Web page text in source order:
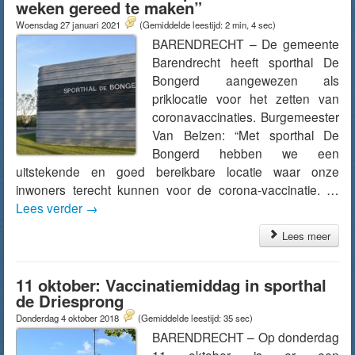
weken gereed te maken”
Woensdag 27 januari 2021 (Gemiddelde leestijd: 2 min, 4 sec)
BARENDRECHT – De gemeente
Barendrecht heeft sporthal De
Bongerd aangewezen als
priklocatie voor het zetten van
coronavaccinaties. Burgemeester
Van Belzen: “Met sporthal De
Bongerd hebben we een
uitstekende en goed bereikbare locatie waar onze
inwoners terecht kunnen voor de corona-vaccinatie. …
Lees verder →
Lees meer
11 oktober: Vaccinatiemiddag in sporthal
de Driesprong
Donderdag 4 oktober 2018 (Gemiddelde leestijd: 35 sec)
BARENDRECHT – Op donderdag